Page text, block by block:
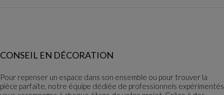
CONSEIL EN DÉCORATION
Pour repenser un espace dans son ensemble ou pour trouver la
pièce parfaite, notre équipe dédiée de professionnels expérimentés